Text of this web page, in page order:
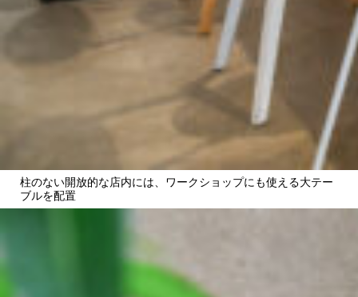
柱のない開放的な店内には、ワークショップにも使える大テー
ブルを配置